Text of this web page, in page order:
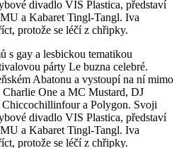
divadlo VIS Plastica, představí
a Kabaret Tingl-Tangl. Iva
protože se léčí z chřipky.
s gay a lesbickou tematikou
párty Le buzna celebré.
Abatonu a vystoupí na ní mimo
One a MC Mustard, DJ
a Polygon. Svoji
divadlo VIS Plastica, představí
a Kabaret Tingl-Tangl. Iva
protože se léčí z chřipky.